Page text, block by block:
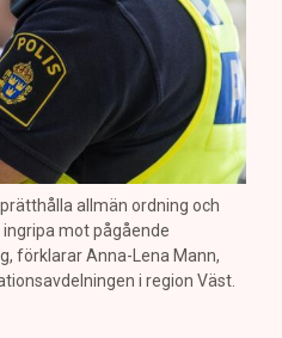
allmän ordning och
mot pågående
förklarar Anna-Lena Mann,
i region Väst.